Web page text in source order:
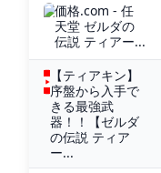
価格.com - 任
天堂 ゼルダの
伝説 ティアー...
【ティアキン】
序盤から入手で
きる最強武
器！！【ゼルダ
の伝説 ティア
ー...